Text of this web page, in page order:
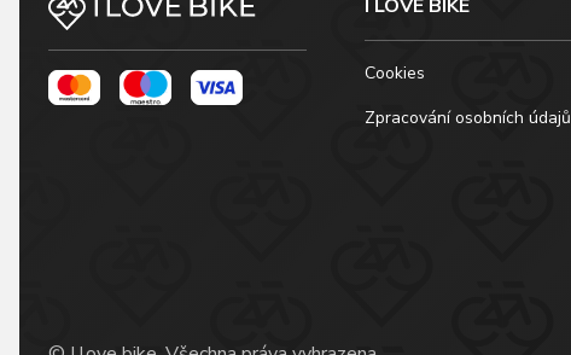
I LOVE BIKE
Cookies
Zpracování osobních údajů